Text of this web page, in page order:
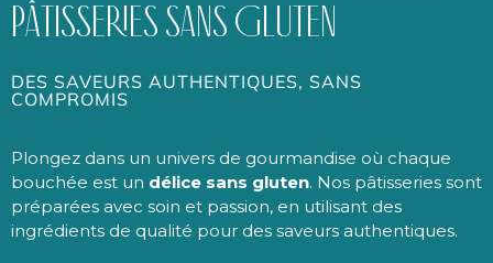
PÂTISSERIES SANS GLUTEN
DES SAVEURS AUTHENTIQUES, SANS
COMPROMIS
Plongez dans un univers de gourmandise où chaque
bouchée est un délice sans gluten. Nos pâtisseries sont
préparées avec soin et passion, en utilisant des
ingrédients de qualité pour des saveurs authentiques.